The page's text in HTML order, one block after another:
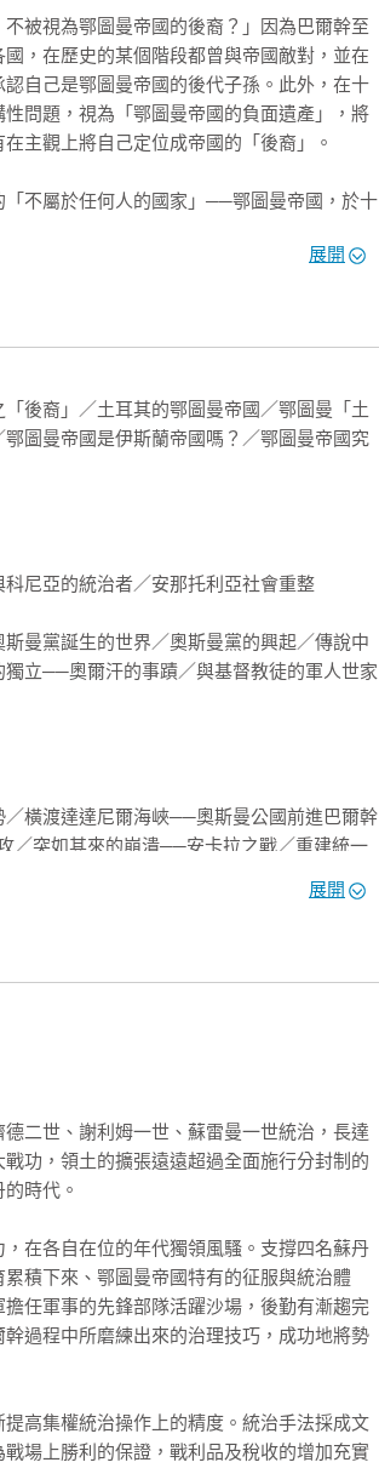
被視為鄂圖曼帝國的後裔？」因為巴爾幹至
，在歷史的某個階段都曾與帝國敵對，並在
自己是鄂圖曼帝國的後代子孫。此外，在十
問題，視為「鄂圖曼帝國的負面遺產」，將
主觀上將自己定位成帝國的「後裔」。
不屬於任何人的國家」──鄂圖曼帝國，於十
剩水則構成了「土耳其人的國家」。若細看
特色就是非常無條理；在「文化馬賽克」裡
帝國是由一群後天取得「奧斯曼人」之自我
了現今的塞爾維亞人、希臘人、保加利亞
阿拉伯人、庫德人、亞美尼亞人、高加索各
人、匈牙利人。總之，追究帝國是由哪一族
「向伊斯蘭致敬」，用來宣揚正義或公正等
宗教的旗號四處征戰，雙方的所作所為如出
定。第二，伊斯蘭法極具彈性，所以鄂圖曼
斯蘭法的體系底下。第三，伊斯蘭法揭示了
我們還是不應忽略鄂圖曼帝國是在利用伊斯
伊斯蘭帝國，多半意在模糊這些「大大小小
統治之下，帝國持續著以大宰相為中心、由
文化綻放出鄂圖曼的光芒。
晉升為官，檯面下私人交際的非正式社會關
展開
後裔」／土耳其的鄂圖曼帝國／鄂圖曼「土
圖曼帝國是伊斯蘭帝國嗎？／鄂圖曼帝國究
尼亞的統治者／安那托利亞社會重整
曼黨誕生的世界／奧斯曼黨的興起／傳說中
立──奧爾汗的事蹟／與基督教徒的軍人世家
橫渡達達尼爾海峽──奧斯曼公國前進巴爾幹
／突如其來的崩潰──安卡拉之戰／重建統一
之日／建設新都／「被詛咒的伊斯坦堡」／
／二張書記座像
征戰馬木路克朝／征服埃及的影響
從前朝權貴轉為少年充軍／伊柏拉罕與埃及
展開
二世、謝利姆一世、蘇雷曼一世統治，長達
功，領土的擴張遠遠超過全面施行分封制的
時代。
在各自在位的年代獨領風騷。支撐四名蘇丹
積下來、鄂圖曼帝國特有的征服與統治體
任軍事的先鋒部隊活躍沙場，後勤有漸趨完
過程中所磨練出來的治理技巧，成功地將勢
高集權統治操作上的精度。統治手法採成文
場上勝利的保證，戰利品及稅收的增加充實